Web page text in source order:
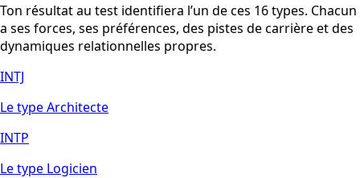
Ton résultat au test identifiera l’un de ces 16 types. Chacun
a ses forces, ses préférences, des pistes de carrière et des
dynamiques relationnelles propres.
INTJ
Le type Architecte
INTP
Le type Logicien